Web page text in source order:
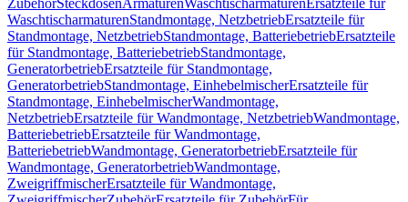
ZubehörSteckdosenArmaturenWaschtischarmaturen Ersatzteile für
WaschtischarmaturenStandmontage, NetzbetriebErsatzteile für
Standmontage, NetzbetriebStandmontage, BatteriebetriebErsatzteile
für Standmontage, BatteriebetriebStandmontage,
GeneratorbetriebErsatzteile für Standmontage,
GeneratorbetriebStandmontage, EinhebelmischerErsatzteile für
Standmontage, EinhebelmischerWandmontage,
NetzbetriebErsatzteile für Wandmontage, NetzbetriebWandmontage,
BatteriebetriebErsatzteile für Wandmontage,
BatteriebetriebWandmontage, GeneratorbetriebErsatzteile für
Wandmontage, GeneratorbetriebWandmontage,
ZweigriffmischerErsatzteile für Wandmontage,